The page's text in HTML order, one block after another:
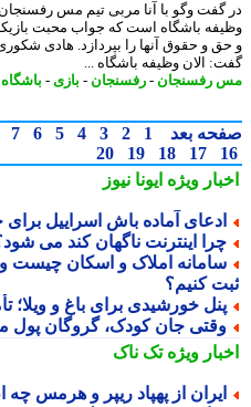
وگو با آنا مربی تیم مس رفسنجان
باشگاه است که جواب محبت بازیکنان
و حقوق آنها را بپردازد. هادی شکوری
الان وظیفه باشگاه ...
رفسنجان-رفسنجان-بازی - باشگاه-
بعد 1
2
3
4
5
6
7
8
17
18
19
20
ویژهایونا نیوز
آماده باش اسراییل برای
اینترنت ناگهان کند می شود؟ 7 دلیل ساده که باید بدانید
املاک و اسکان چیست و
کنیم؟
خورشیدی برای باغ و ویلا؛
جان کودک، گروگان پول می
ویژهتک ناک
از پهپاد ریپر و هرمس چه